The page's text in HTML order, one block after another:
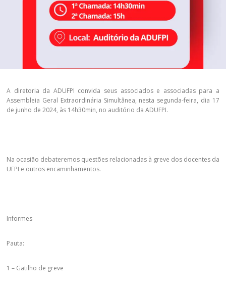
A diretoria da ADUFPI convida seus associados e associadas para a
Assembleia Geral Extraordinária Simultânea, nesta segunda-feira, dia 17
de junho de 2024, às 14h30min, no auditório da ADUFPI.
Na ocasião debateremos questões relacionadas à greve dos docentes da
UFPI e outros encaminhamentos.
Informes
Pauta:
1 – Gatilho de greve